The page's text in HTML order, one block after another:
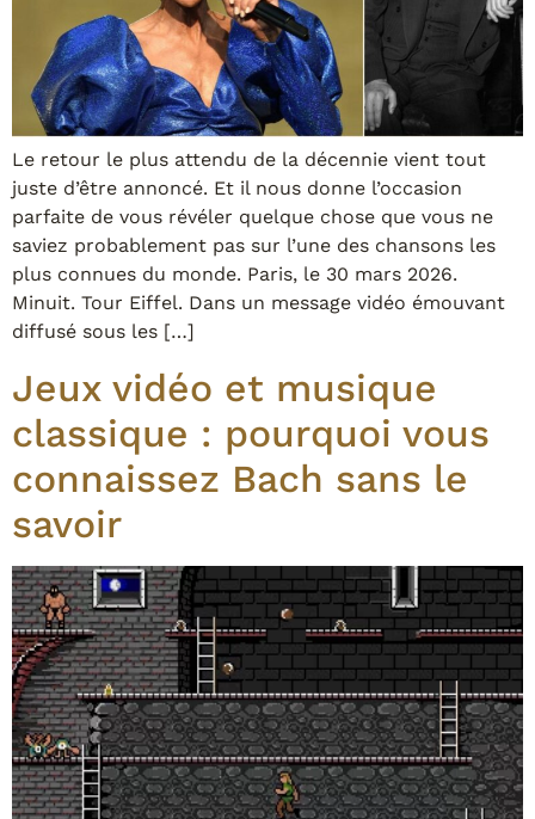
Le retour le plus attendu de la décennie vient tout
juste d’être annoncé. Et il nous donne l’occasion
parfaite de vous révéler quelque chose que vous ne
saviez probablement pas sur l’une des chansons les
plus connues du monde. Paris, le 30 mars 2026.
Minuit. Tour Eiffel. Dans un message vidéo émouvant
diffusé sous les […]
Jeux vidéo et musique
classique : pourquoi vous
connaissez Bach sans le
savoir